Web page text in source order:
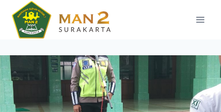
content